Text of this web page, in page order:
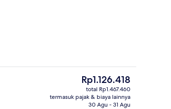
Harga
saat
ini
Rp1.126.418
Rp1.126.418
total Rp1.467.460
termasuk pajak & biaya lainnya
30 Agu - 31 Agu